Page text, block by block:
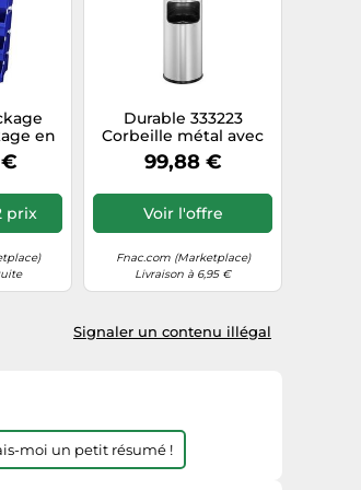
en
de
de
€
prix
Durable 333223
Corbeille métal avec
cendrier cendrier sur
pied sûr, auto-
poubelle 17l et
cendrier 2l, argent
99,88 €
Voir l'offre
Fnac.com (Marketplace)
Livraison à 6,95 €
Signaler un contenu illégal
moi un petit résumé !